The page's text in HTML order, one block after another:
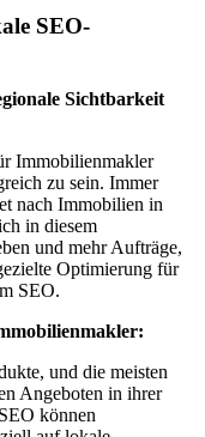
SEO-
Sichtbarkeit
Immobilienmakler
zu sein. Immer
nach Immobilien in
in diesem
und mehr Aufträge,
Optimierung für
SEO.
und die meisten
Angeboten in ihrer
können